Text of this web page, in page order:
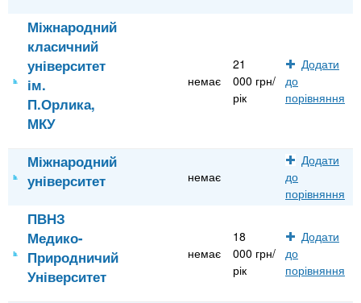
Міжнародний
класичний
університет
ім.
П.Орлика,
МКУ
немає
21
000 грн/
рік
Додати
до
порівняння
Міжнародний
університет
немає
Додати
до
порівняння
ПВНЗ
Медико-
Природничий
Університет
немає
18
000 грн/
рік
Додати
до
порівняння